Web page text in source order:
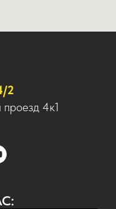
2
4к1